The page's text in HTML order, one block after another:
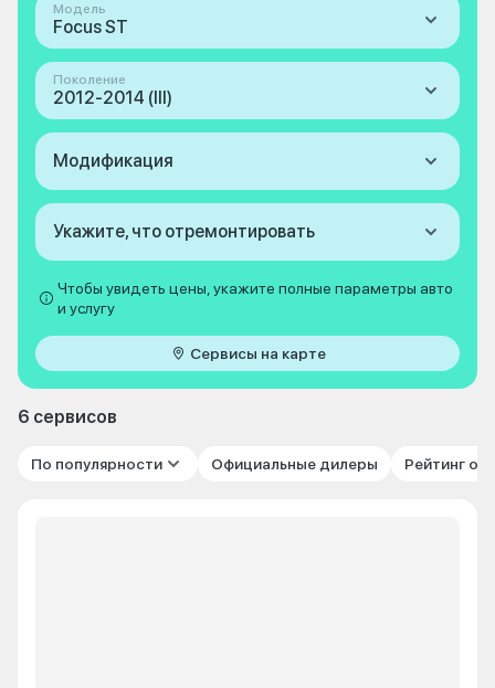
Модель
Focus ST
Поколение
2012-2014 (III)
Модификация
Укажите, что отремонтировать
Чтобы увидеть цены, укажите полные параметры авто
и услугу
Сервисы на карте
6 сервисов
По популярности Официальные дилеры Рейтинг